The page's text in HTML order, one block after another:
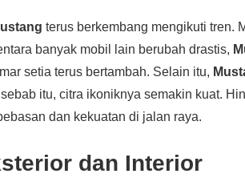
terus berkembang mengikuti tren.
banyak mobil lain berubah drastis,
setia terus bertambah. Selain itu,
itu, citra ikoniknya semakin kuat.
dan kekuatan di jalan raya.
dan Interior